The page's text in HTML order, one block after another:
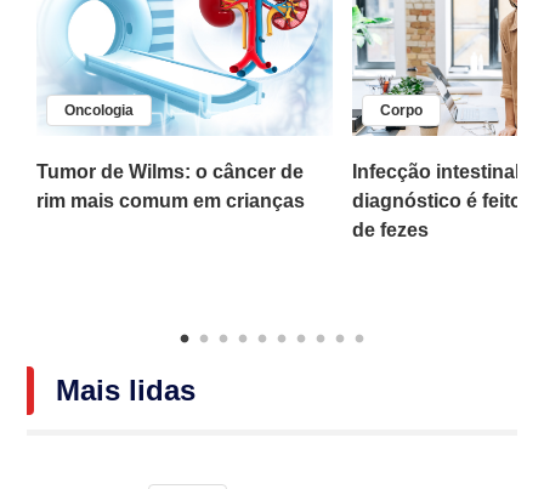
Oncologia
Tumor de Wilms: o câncer de
rim mais comum em crianças
Corpo
Infecção intestinal
diagnóstico é feito
de fezes
Mais lidas